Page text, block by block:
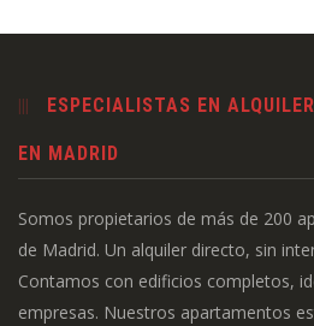
ESPECIALISTAS EN
EN MADRID
Somos propietarios de más de 200
de Madrid. Un alquiler directo, sin
Contamos con edificios completos,
empresas. Nuestros apartamentos